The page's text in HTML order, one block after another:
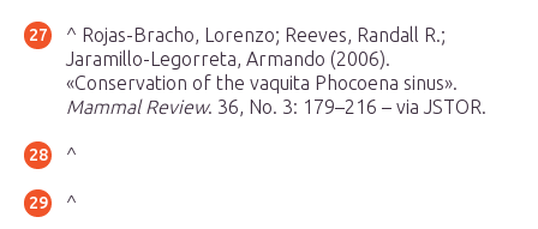
^ Rojas-Bracho, Lorenzo; Reeves, Randall R.;
Jaramillo-Legorreta, Armando (2006).
«Conservation of the vaquita Phocoena sinus».
Mammal Review. 36, No. 3: 179–216 – via JSTOR.
^
^